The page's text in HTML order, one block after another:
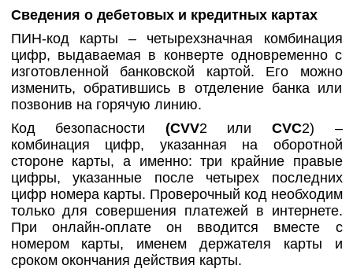
Сведения о дебетовых и кредитных картах
ПИН-код карты – четырехзначная комбинация
цифр, выдаваемая в конверте одновременно с
изготовленной банковской картой. Его можно
изменить, обратившись в отделение банка или
позвонив на горячую линию.
Код безопасности (CVV2 или CVC2) –
комбинация цифр, указанная на оборотной
стороне карты, а именно: три крайние правые
цифры, указанные после четырех последних
цифр номера карты. Проверочный код необходим
только для совершения платежей в интернете.
При онлайн-оплате он вводится вместе с
номером карты, именем держателя карты и
сроком окончания действия карты.